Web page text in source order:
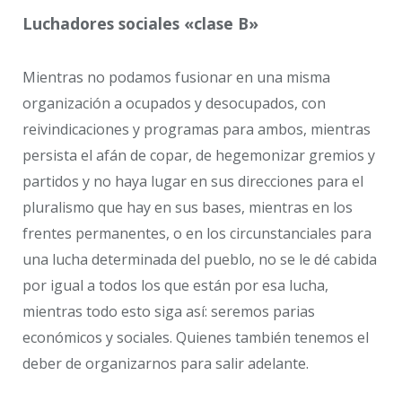
Luchadores sociales «clase B»
Mientras no podamos fusionar en una misma
organización a ocupados y desocupados, con
reivindicaciones y programas para ambos, mientras
persista el afán de copar, de hegemonizar gremios y
partidos y no haya lugar en sus direcciones para el
pluralismo que hay en sus bases, mientras en los
frentes permanentes, o en los circunstanciales para
una lucha determinada del pueblo, no se le dé cabida
por igual a todos los que están por esa lucha,
mientras todo esto siga así: seremos parias
económicos y sociales. Quienes también tenemos el
deber de organizarnos para salir adelante.